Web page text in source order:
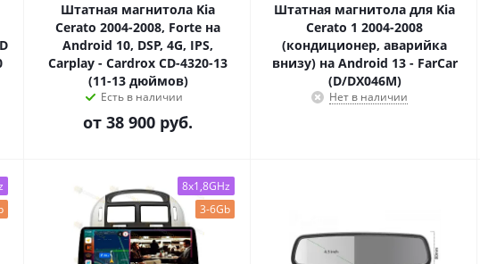
Штатная магнитола Kia
Cerato 2004-2008, Forte на
Android 10, DSP, 4G, IPS,
Carplay - Cardrox CD-4320-13
(11-13 дюймов)
Есть в наличии
от 38 900 руб.
Штатная магнитола для Kia
Cerato 1 2004-2008
(кондиционер, аварийка
внизу) на Android 13 - FarCar
(D/DX046M)
Нет в наличии
8x1,8GHz
3-6Gb